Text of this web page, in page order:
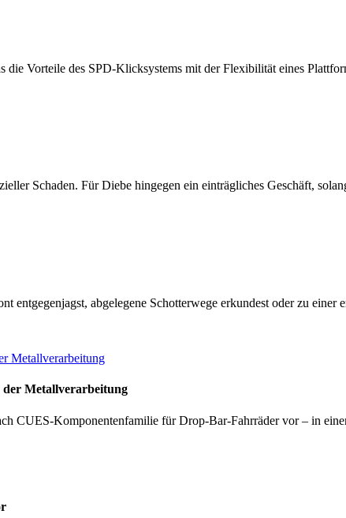
Vorteile des SPD-Klicksystems mit der Flexibilität eines
Schaden. Für Diebe hingegen ein einträgliches Geschäft,
abgelegene Schotterwege erkundest oder zu
Metallverarbeitung
CUES-Komponentenfamilie für Drop-Bar-Fahrräder vor – in